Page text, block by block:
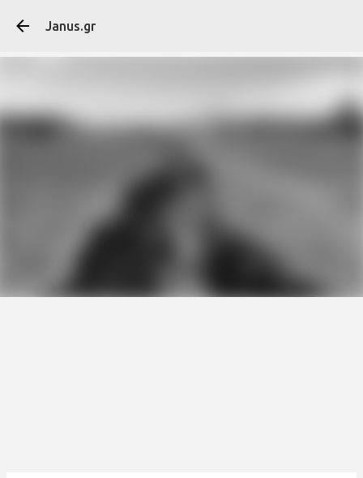
Janus.gr